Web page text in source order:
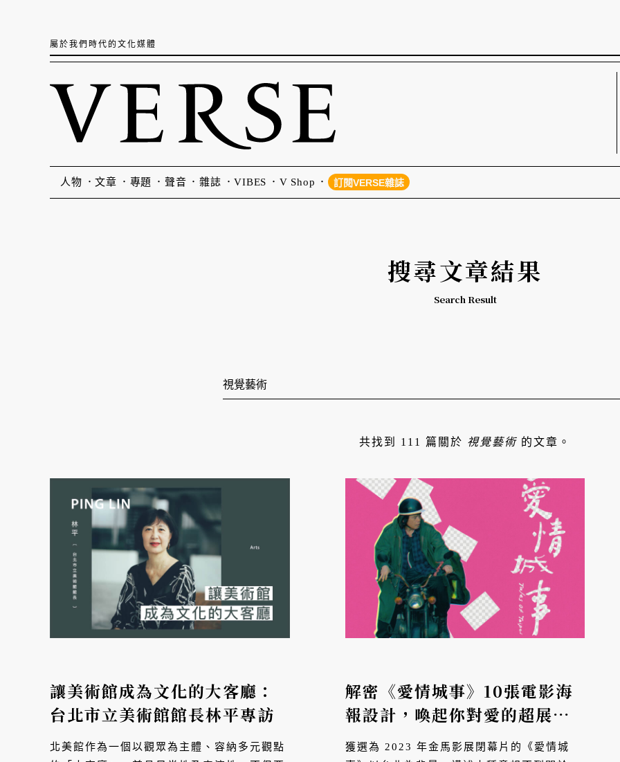
屬於我們時代的文化媒體
人物 文章 專題 聲音 雜誌 VIBES V Shop 訂閱VERSE雜誌
搜尋文章結果
Search Result
共找到 111 篇關於 視覺藝術 的文章。
讓美術館成為文化的大客廳：
台北市立美術館館長林平專訪
北美館作為一個以觀眾為主體、容納多元觀點
解密《愛情城事》10張電影海
報設計，喚起你對愛的超展開
想像——「這裡藏著愛的模
獲選為 2023 年金馬影展閉幕片的《愛情城